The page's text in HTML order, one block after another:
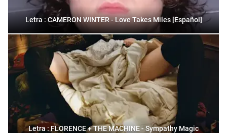
Letra : CAMERON WINTER - Love Takes Miles [Español]
Letra : FLORENCE + THE MACHINE - Sympathy Magic